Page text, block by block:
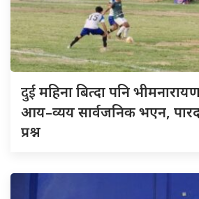
दुईमहिना बित्दा पनि
आय–व्यय सार्वजनिक भएन,
प्रश्न